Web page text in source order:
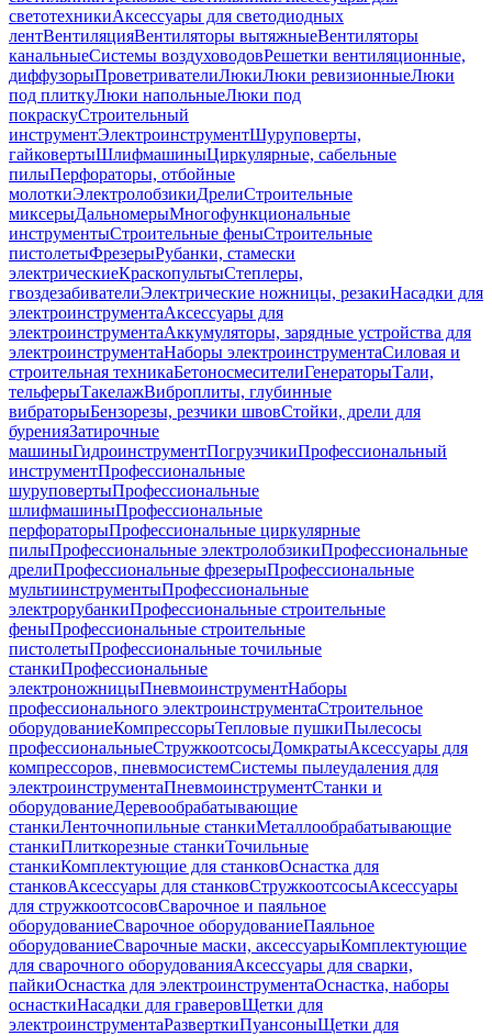
светотехникиАксессуары для светодиодных
лентВентиляцияВентиляторы вытяжныеВентиляторы
канальныеСистемы воздуховодовРешетки вентиляционные,
диффузорыПроветривателиЛюкиЛюки ревизионныеЛюки
под плиткуЛюки напольныеЛюки под
покраскуСтроительный
инструментЭлектроинструментШуруповерты,
гайковертыШлифмашиныЦиркулярные, сабельные
пилыПерфораторы, отбойные
молоткиЭлектролобзикиДрелиСтроительные
миксерыДальномерыМногофункциональные
инструментыСтроительные феныСтроительные
пистолетыФрезерыРубанки, стамески
электрическиеКраскопультыСтеплеры,
гвоздезабивателиЭлектрические ножницы, резакиНасадки для
электроинструментаАксессуары для
электроинструментаАккумуляторы, зарядные устройства для
электроинструментаНаборы электроинструментаСиловая и
строительная техникаБетоносмесителиГенераторыТали,
тельферыТакелажВиброплиты, глубинные
вибраторыБензорезы, резчики швовСтойки, дрели для
буренияЗатирочные
машиныГидроинструментПогрузчикиПрофессиональный
инструментПрофессиональные
шуруповертыПрофессиональные
шлифмашиныПрофессиональные
перфораторыПрофессиональные циркулярные
пилыПрофессиональные электролобзикиПрофессиональные
дрелиПрофессиональные фрезерыПрофессиональные
мультиинструментыПрофессиональные
электрорубанкиПрофессиональные строительные
феныПрофессиональные строительные
пистолетыПрофессиональные точильные
станкиПрофессиональные
электроножницыПневмоинструментНаборы
профессионального электроинструментаСтроительное
оборудованиеКомпрессорыТепловые пушкиПылесосы
профессиональныеСтружкоотсосыДомкратыАксессуары для
компрессоров, пневмосистемСистемы пылеудаления для
электроинструментаПневмоинструментСтанки и
оборудованиеДеревообрабатывающие
станкиЛенточнопильные станкиМеталлообрабатывающие
станкиПлиткорезные станкиТочильные
станкиКомплектующие для станковОснастка для
станковАксессуары для станковСтружкоотсосыАксессуары
для стружкоотсосовСварочное и паяльное
оборудованиеСварочное оборудованиеПаяльное
оборудованиеСварочные маски, аксессуарыКомплектующие
для сварочного оборудованияАксессуары для сварки,
пайкиОснастка для электроинструментаОснастка, наборы
оснасткиНасадки для граверовЩетки для
электроинструментаРазверткиПуансоныЩетки для